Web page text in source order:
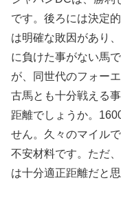
です。後ろには決定
は明確な敗因があり
に負けた事がない馬
が、同世代のフォー
古馬とも十分戦える
距離でしょうか。
せん。久々のマイル
不安材料です。ただ
は十分適正距離だと思